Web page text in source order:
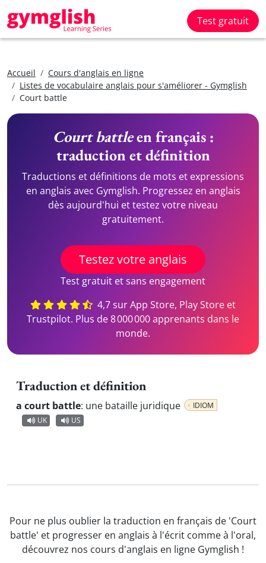
Test gratuit
Accueil
Cours d'anglais en ligne
Listes de vocabulaire anglais pour s'améliorer - Gymglish
Court battle
Court battleen français :
traduction et définition
Traductions et définitions de mots et expressions
en anglais avec Gymglish. Progressez en anglais
dès aujourd'hui et testez votre niveau
gratuitement.
Testez votre anglais
Test gratuit et sans engagement
4,7 sur App Store, Play Store et
Trustpilot. Plus de 8 000 000 apprenants dans le
monde.
Traduction et définition
a court battle: une bataille juridique
IDIOM
UK
US
Pour ne plus oublier la traduction en français de 'Court
battle' et progresser en anglais à l'écrit comme à l'oral,
découvrez nos cours d'anglais en ligne Gymglish !